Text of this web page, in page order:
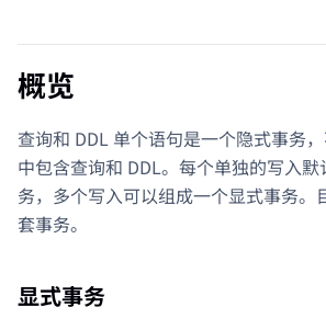
概览
查询和 DDL 单个语句是一个隐式事务
中包含查询和 DDL。每个单独的写入
务，多个写入可以组成一个显式事务。
套事务。
显式事务